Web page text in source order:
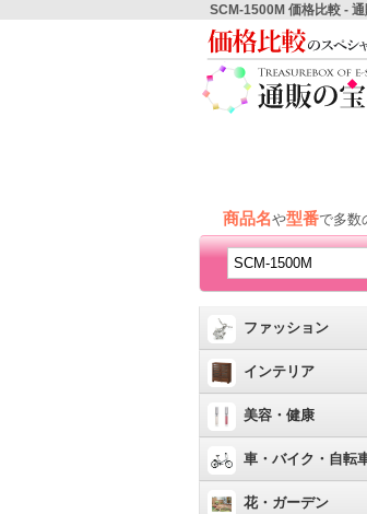
SCM-1500M 価格比較 -
商品名や型番で多数
ファッション
インテリア
美容・健康
車・バイク・自転
花・ガーデン